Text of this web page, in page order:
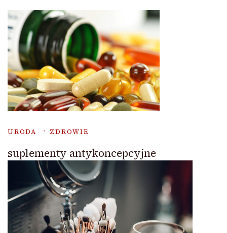
URODA ZDROWIE
suplementy antykoncepcyjne